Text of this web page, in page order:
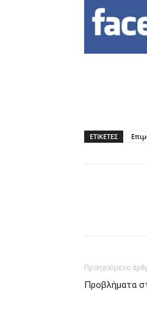
ΕΤΙΚΕΤΕΣ
Προηγούμενο
Προβλήματα